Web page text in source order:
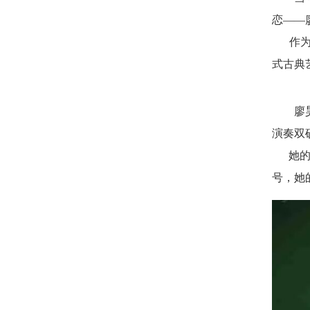
恋——
作为
式古典
廖昊
演奏双
她的
号，她